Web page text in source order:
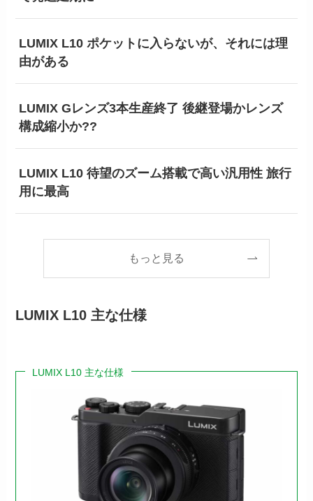
LUMIX L10 ポケットに入らないが、それには理
由がある
LUMIX Gレンズ3本生産終了 後継登場かレンズ
構成縮小か??
LUMIX L10 待望のズーム搭載で高い汎用性 旅行
用に最高
もっと見る
LUMIX L10 主な仕様
LUMIX L10 主な仕様